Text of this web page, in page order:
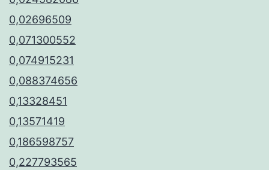
0,02696509
0,071300552
0,074915231
0,088374656
0,13328451
0,13571419
0,186598757
0,227793565